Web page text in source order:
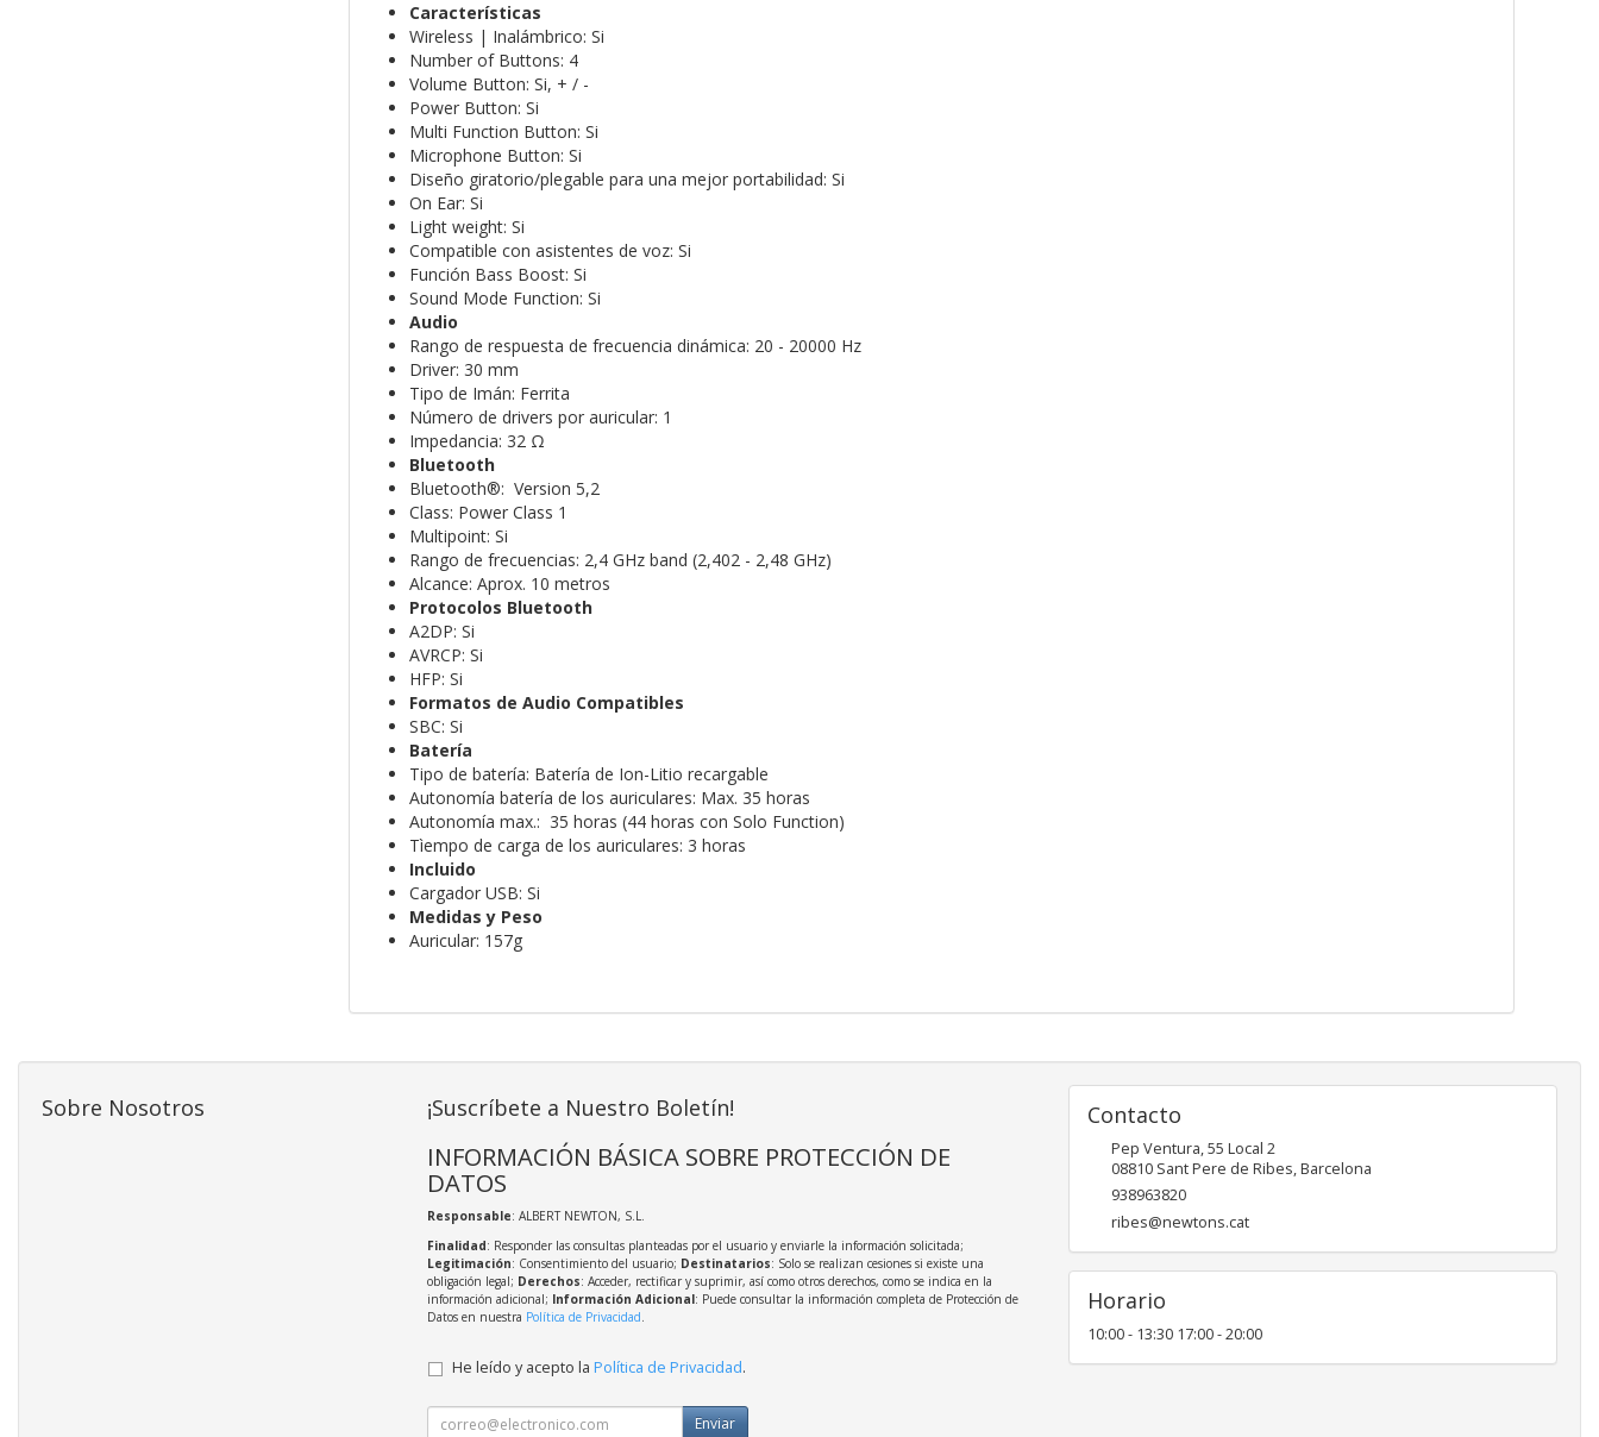
Características
Wireless | Inalámbrico: Si
Number of Buttons: 4
Volume Button: Si, + / -
Power Button: Si
Multi Function Button: Si
Microphone Button: Si
Diseño giratorio/plegable para una mejor portabilidad: Si
On Ear: Si
Light weight: Si
Compatible con asistentes de voz: Si
Función Bass Boost: Si
Sound Mode Function: Si
Audio
Rango de respuesta de frecuencia dinámica: 20 - 20000 Hz
Driver: 30 mm
Tipo de Imán: Ferrita
Número de drivers por auricular: 1
Impedancia: 32 Ω
Bluetooth
Bluetooth®: Version 5,2
Class: Power Class 1
Multipoint: Si
Rango de frecuencias: 2,4 GHz band (2,402 - 2,48 GHz)
Alcance: Aprox. 10 metros
Protocolos Bluetooth
A2DP: Si
AVRCP: Si
HFP: Si
Formatos de Audio Compatibles
SBC: Si
Batería
Tipo de batería: Batería de Ion-Litio recargable
Autonomía batería de los auriculares: Max. 35 horas
Autonomía max.: 35 horas (44 horas con Solo Function)
Tìempo de carga de los auriculares: 3 horas
Incluido
Cargador USB: Si
Medidas y Peso
Auricular: 157g
Sobre Nosotros ¡Suscríbete a Nuestro Boletín!
INFORMACIÓN BÁSICA SOBRE PROTECCIÓN DE
DATOS
Responsable: ALBERT NEWTON, S.L.
Finalidad: Responder las consultas planteadas por el usuario y enviarle la información solicitada;
Legitimación: Consentimiento del usuario; Destinatarios: Solo se realizan cesiones si existe una
obligación legal; Derechos: Acceder, rectificar y suprimir, así como otros derechos, como se indica en la
información adicional; Información Adicional: Puede consultar la información completa de Protección de
Datos en nuestra Política de Privacidad.
He leído y acepto la Política de Privacidad.
Enviar
Contacto
Pep Ventura, 55 Local 2
08810 Sant Pere de Ribes,Barcelona
938963820
ribes@newtons.cat
Horario
10:00 - 13:30 17:00 - 20:00